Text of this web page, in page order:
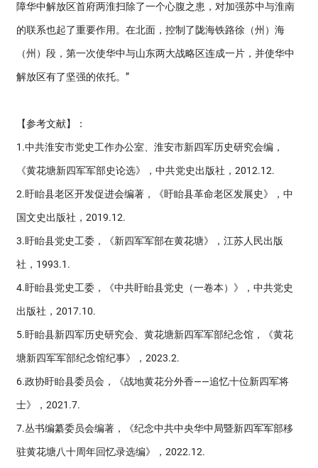
障华中解放区首府两淮扫除了一个心腹之患，对加强苏中与淮南
的联系也起了重要作用。在北面，控制了陇海铁路徐（州）海
（州）段，第一次使华中与山东两大战略区连成一片，并使华中
解放区有了坚强的依托。”
【参考文献】：
1.中共淮安市党史工作办公室、淮安市新四军历史研究会编，
《黄花塘新四军军部史论选》，中共党史出版社，2012.12.
2.盱眙县老区开发促进会编著，《盱眙县革命老区发展史》，中
国文史出版社，2019.12.
3.盱眙县党史工委，《新四军军部在黄花塘》，江苏人民出版
社，1993.1.
4.盱眙县党史工委，《中共盱眙县党史（一卷本）》，中共党史
出版社，2017.10.
5.盱眙县新四军历史研究会、黄花塘新四军军部纪念馆，《黄花
塘新四军军部纪念馆纪事》，2023.2.
6.政协盱眙县委员会，《战地黄花分外香——追忆十位新四军将
士》，2021.7.
7.丛书编纂委员会编著，《纪念中共中央华中局暨新四军军部移
驻黄花塘八十周年回忆录选编》，2022.12.